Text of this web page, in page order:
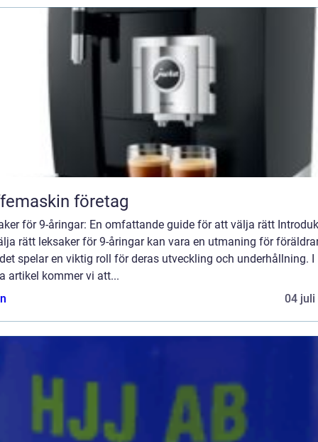
företag
för 9-åringar: En omfattande guide för att välja rätt
rätt leksaker för 9-åringar kan vara en utmaning för
spelar en viktig roll för deras utveckling och underhållning. I
artikel kommer vi att...
04 juli